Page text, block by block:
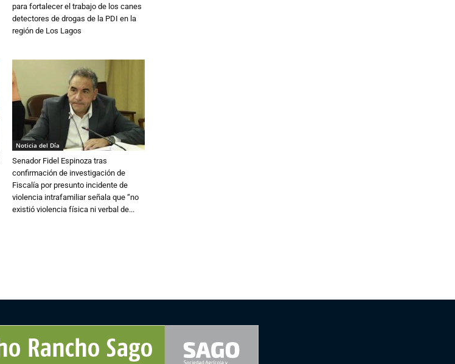
para fortalecer el trabajo de los canes
detectores de drogas de la PDI en la
región de Los Lagos
Noticia del Día
Senador Fidel Espinoza tras
confirmación de investigación de
Fiscalía por presunto incidente de
violencia intrafamiliar señala que “no
existió violencia física ni verbal de...